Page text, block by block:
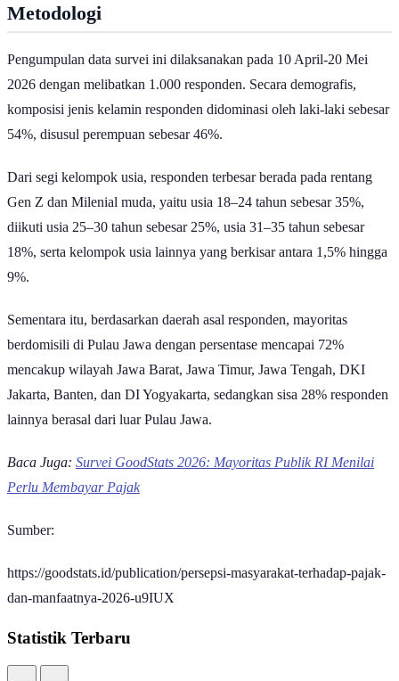
Metodologi
Pengumpulan data survei ini dilaksanakan pada 10 April-20 Mei
2026 dengan melibatkan 1.000 responden. Secara demografis,
komposisi jenis kelamin responden didominasi oleh laki-laki sebesar
54%, disusul perempuan sebesar 46%.
Dari segi kelompok usia, responden terbesar berada pada rentang
Gen Z dan Milenial muda, yaitu usia 18–24 tahun sebesar 35%,
diikuti usia 25–30 tahun sebesar 25%, usia 31–35 tahun sebesar
18%, serta kelompok usia lainnya yang berkisar antara 1,5% hingga
9%.
Sementara itu, berdasarkan daerah asal responden, mayoritas
berdomisili di Pulau Jawa dengan persentase mencapai 72%
mencakup wilayah Jawa Barat, Jawa Timur, Jawa Tengah, DKI
Jakarta, Banten, dan DI Yogyakarta, sedangkan sisa 28% responden
lainnya berasal dari luar Pulau Jawa.
Baca Juga: Survei GoodStats 2026: Mayoritas Publik RI Menilai
Perlu Membayar Pajak
Sumber:
https://goodstats.id/publication/persepsi-masyarakat-terhadap-pajak-
dan-manfaatnya-2026-u9IUX
Statistik Terbaru